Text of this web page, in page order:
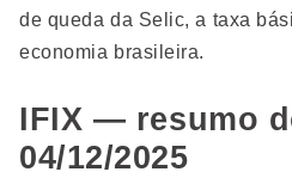
de queda da Selic, a taxa
economia brasileira.
IFIX — resumo
04/12/2025